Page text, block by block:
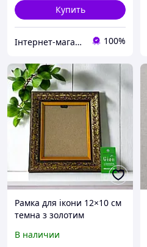
Купить
Інтернет-магазин "Вишиванка" 100%
Рамка для ікони 12×10 см
темна з золотим
В наличии